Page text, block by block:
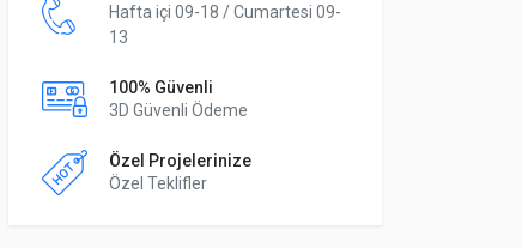
Hafta içi 09-18 / Cumartesi 09-
13
100% Güvenli
3D Güvenli Ödeme
Özel Projelerinize
Özel Teklifler